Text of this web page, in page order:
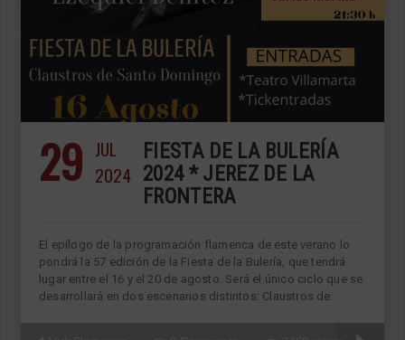
29 JUL
2024
FIESTA DE LA BULERÍA
2024 * JEREZ DE LA
FRONTERA
El epílogo de la programación flamenca de este verano lo
pondrá la 57 edición de la Fiesta de la Bulería, que tendrá
lugar entre el 16 y el 20 de agosto. Será el único ciclo que se
desarrollará en dos escenarios distintos: Claustros de